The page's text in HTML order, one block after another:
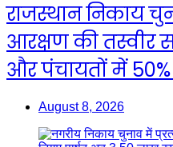
राजस्थान निकाय
आरक्षण की तस्वीर
और पंचायतों में
August 8, 2026